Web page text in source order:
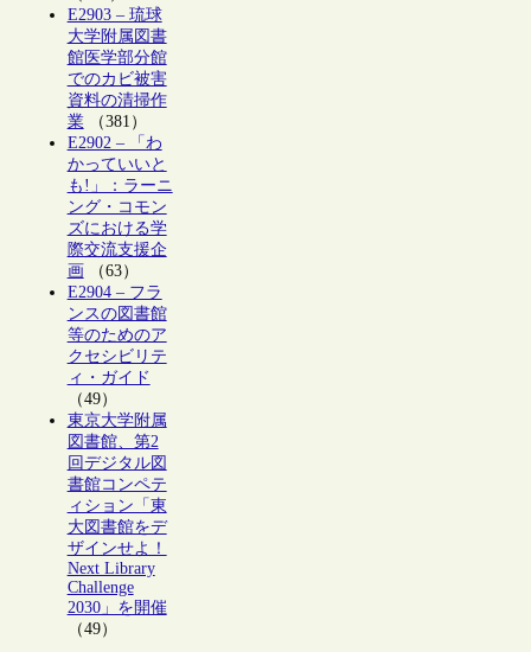
E2903 – 琉球
大学附属図書
館医学部分館
でのカビ被害
資料の清掃作
業（381）
E2902 – 「わ
かっていいと
も!」：ラーニ
ング・コモン
ズにおける学
際交流支援企
画 （63）
E2904 – フラ
ンスの図書館
等のためのア
クセシビリテ
ィ・ガイド
（49）
東京大学附属
図書館、第2
回デジタル図
書館コンペテ
ィション「東
大図書館をデ
ザインせよ！
Next Library
Challenge
2030」を開催
（49）